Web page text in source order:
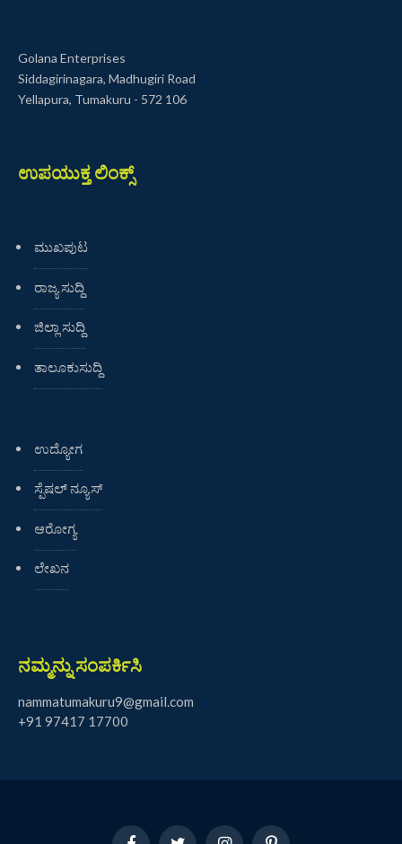
Golana Enterprises
Siddagirinagara, Madhugiri Road
Yellapura, Tumakuru - 572 106
ಉಪಯುಕ್ತ ಲಿಂಕ್ಸ್
ಮುಖಪುಟ
ರಾಜ್ಯ ಸುದ್ದಿ
ಜಿಲ್ಲಾ ಸುದ್ದಿ
ತಾಲೂಕುಸುದ್ದಿ
ಉದ್ಯೋಗ
ಸ್ಪೆಷಲ್ ನ್ಯೂಸ್
ಆರೋಗ್ಯ
ಲೇಖನ
ನಮ್ಮನ್ನು ಸಂಪರ್ಕಿಸಿ
nammatumakuru9@gmail.com
+91 97417 17700